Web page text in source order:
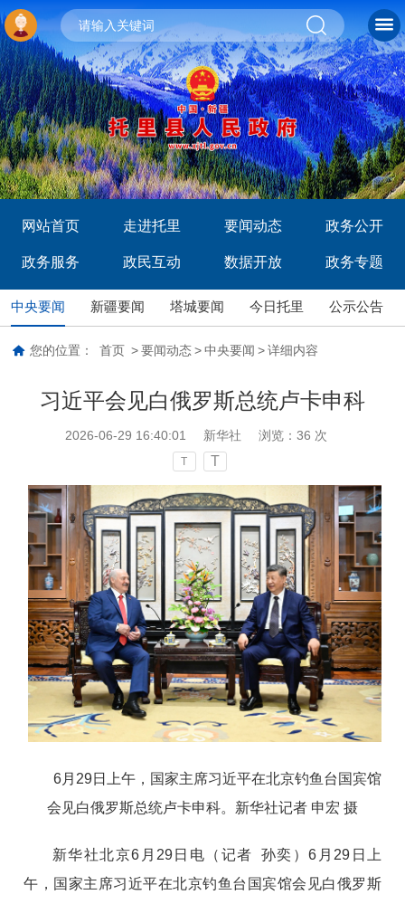
网站首页 走进托里 要闻动态 政务公开
政务服务 政民互动 数据开放 政务专题
中央要闻 新疆要闻 塔城要闻 今日托里 公示公告
您的位置： 首页 > 要闻动态 > 中央要闻 > 详细内容
习近平会见白俄罗斯总统卢卡申科
2026-06-29 16:40:01 新华社 浏览： 36 次
T T
6月29日上午，国家主席习近平在北京钓鱼台国宾馆
会见白俄罗斯总统卢卡申科。新华社记者 申宏 摄
新华社北京6月29日电（记者 孙奕）6月29日上
午，国家主席习近平在北京钓鱼台国宾馆会见白俄罗斯